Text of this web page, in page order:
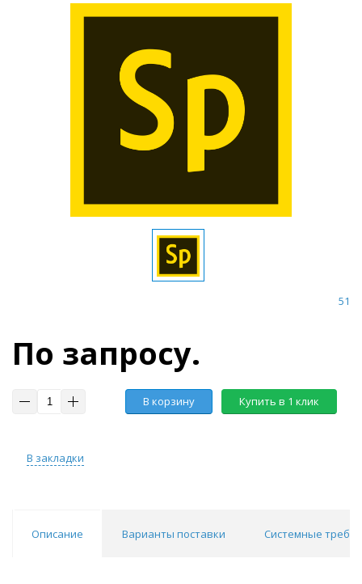
51
По запросу.
В корзину Купить в 1 клик
В закладки
Описание Варианты поставки Системные